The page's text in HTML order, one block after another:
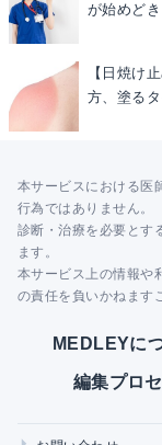
が始めどき
【日焼け
方、塗る
本サービスにおける医
行為ではありません。
診断・治療を必要とす
ます。
本サービス上の情報や
の責任を負いかねます
MEDLEYに
編集プロ